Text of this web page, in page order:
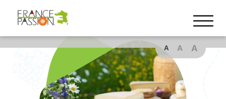
A A A